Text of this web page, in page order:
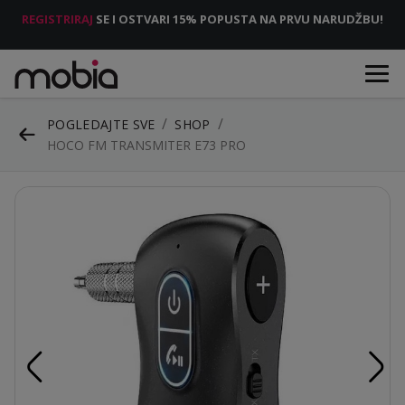
REGISTRIRAJ SE I OSTVARI 15% POPUSTA NA PRVU NARUDŽBU!
POGLEDAJTE SVE
SHOP
HOCO FM TRANSMITER E73 PRO